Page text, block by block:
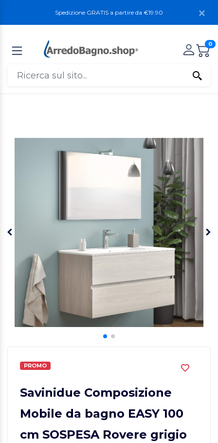
Spedizione GRATIS a partire da €19.90
0
PROMO
Savinidue Composizione
Mobile da bagno EASY 100
cm SOSPESA Rovere grigio